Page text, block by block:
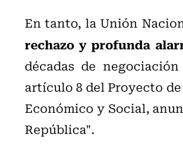
En tanto, la Unión
rechazo y profunda
décadas de
artículo 8 del Proyecto
Económico y Social,
República".